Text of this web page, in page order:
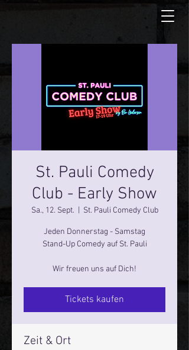
St. Pauli Comedy
Club - Early Show
Sa., 12. Sept. St. Pauli Comedy Club
Jeden Donnerstag - Samstag
Stand-Up Comedy auf St. Pauli
Wir freuen uns auf Dich!
Tickets kaufen
Zeit & Ort